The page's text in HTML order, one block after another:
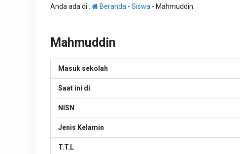
Anda ada di : Beranda - Siswa - Mahmuddin
Mahmuddin
Masuk sekolah
Saat ini di
NISN
Jenis Kelamin
T.T.L